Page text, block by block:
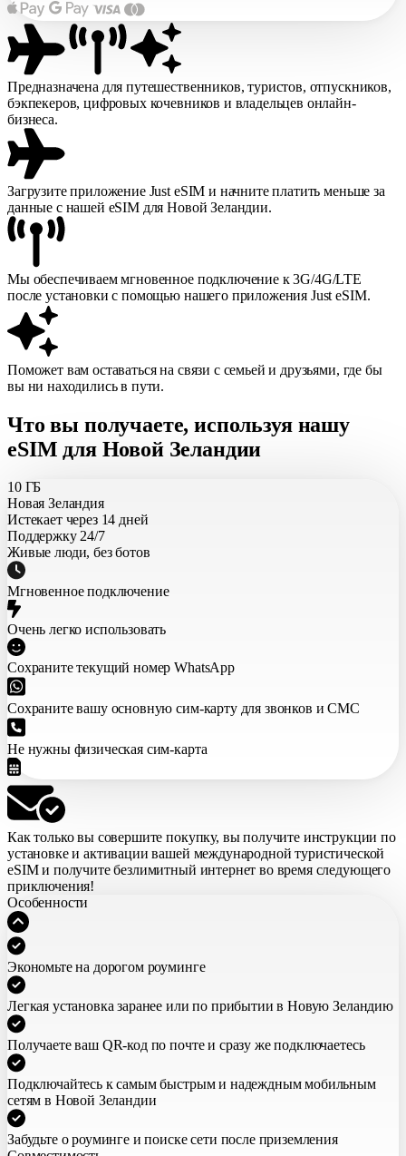
Предназначена для путешественников, туристов, отпускников,
бэкпекеров, цифровых кочевников и владельцев онлайн-
бизнеса.
Загрузите приложение Just eSIM и начните платить меньше за
данные с нашей eSIM для Новой Зеландии.
Мы обеспечиваем мгновенное подключение к 3G/4G/LTE
после установки с помощью нашего приложения Just eSIM.
Поможет вам оставаться на связи с семьей и друзьями, где бы
вы ни находились в пути.
Что вы получаете, используя нашу
eSIM для Новой Зеландии
10 ГБ
Новая Зеландия
Истекает через 14 дней
Поддержку 24/7
Живые люди, без ботов
Мгновенное подключение
Очень легко использовать
Сохраните текущий номер WhatsApp
Сохраните вашу основную сим-карту для звонков и СМС
Не нужны физическая сим-карта
Как только вы совершите покупку, вы получите инструкции по
установке и активации вашей международной туристической
eSIMи получите безлимитный интернет во время следующего
приключения!
Особенности
Экономьте на дорогом роуминге
Легкая установка заранее или по прибытии в Новую Зеландию
Получаете ваш QR-код по почте и сразу же подключаетесь
Подключайтесь к самым быстрым и надеждным мобильным
сетям в Новой Зеландии
Забудьте о роуминге и поиске сети после приземления